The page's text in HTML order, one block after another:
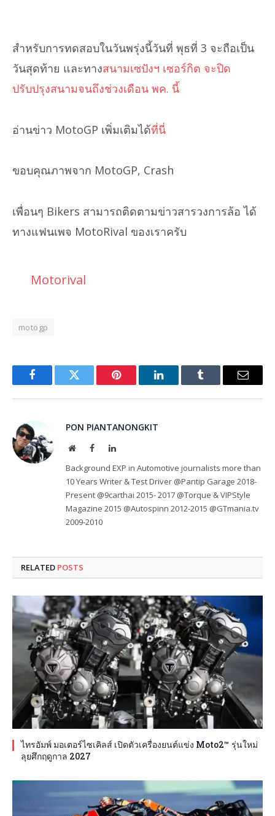
สำหรับการทดสอบในวันพรุ่งนี้วันที่ พุธที่ 3 จะถือเป็น
วันสุดท้าย และทางสนามเซปังฯ เซอร์กิต จะปิด
ปรับปรุงสนามจนถึงช่วงเดือน พค. นี้
อ่านข่าว MotoGP เพิ่มเติมได้ที่นี่
ขอบคุณภาพจาก MotoGP, Crash
เพื่อนๆ Bikers สามารถติดตามข่าวสารวงการล้อ ได้
ทางแฟนเพจ MotoRival ของเราครับ
Motorival
motogp
FacebookTwitter Pinterest LinkedInTumblr Email
PON PIANTANONGKIT
WebsiteFacebookLinkedIn
Background EXP in Automotive journalists more than
10 Years Writer & Test Driver @Pantip Garage 2018-
Present @9carthai 2015- 2017 @Torque & VIPStyle
Magazine 2015 @Autospinn 2012-2015 @GTmania.tv
2009-2010
RELATED POSTS
ไทรอัมพ์ มอเตอร์ไซเคิลส์ เปิดตัวเครื่องยนต์แข่ง Moto2™ รุ่นใหม่
ลุยศึกฤดูกาล 2027